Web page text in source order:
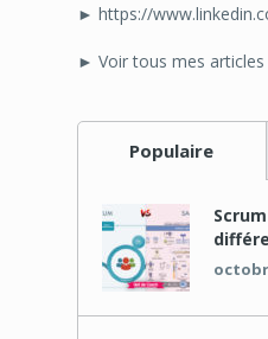
► https://
► Voir tous mes articles
Populaire